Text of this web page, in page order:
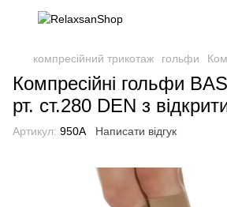
компресійний трикотаж гольфи
Компресійні гольфи
рт. ст.280 DEN з
Артикул: 950A Написати відгук